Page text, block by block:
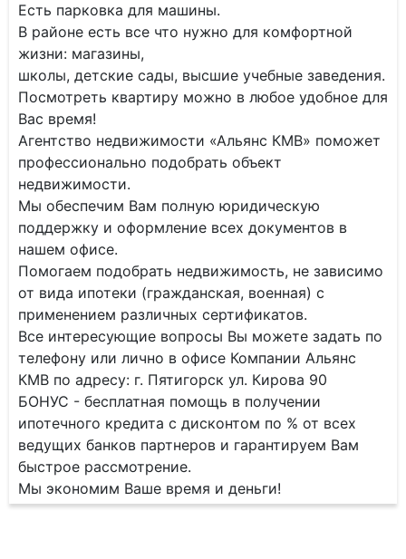
Есть парковка для машины.
В районе есть все что нужно для комфортной
жизни: магазины,
школы, детские сады, высшие учебные заведения.
Посмотреть квартиру можно в любое удобное для
Вас время!
Агентство недвижимости «Альянс КМВ» поможет
профессионально подобрать объект
недвижимости.
Мы обеспечим Вам полную юридическую
поддержку и оформление всех документов в
нашем офисе.
Помогаем подобрать недвижимость, не зависимо
от вида ипотеки (гражданская, военная) с
применением различных сертификатов.
Все интересующие вопросы Вы можете задать по
телефону или лично в офисе Компании Альянс
КМВ по адресу: г. Пятигорск ул. Кирова 90
БОНУС - бесплатная помощь в получении
ипотечного кредита с дисконтом по % от всех
ведущих банков партнеров и гарантируем Вам
быстрое рассмотрение.
Мы экономим Ваше время и деньги!